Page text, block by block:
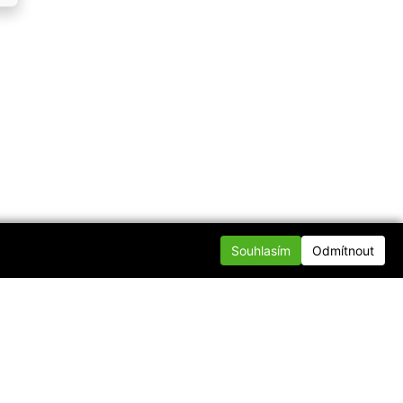
Souhlasím Odmítnout